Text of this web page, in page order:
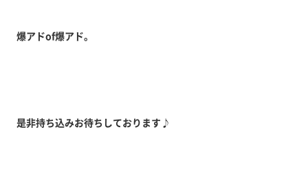
爆アドof爆アド。
是非持ち込みお待ちしております♪